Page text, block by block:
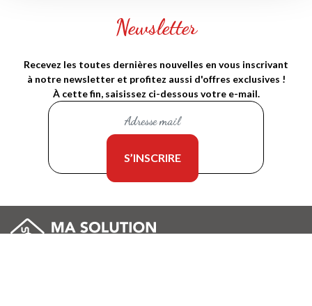
Newsletter
Recevez les toutes dernières nouvelles en vous inscrivant
à notre newsletter et profitez aussi d'offres exclusives !
À cette fin, saisissez ci-dessous votre e-mail.